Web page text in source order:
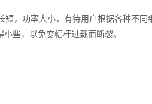
功率大小，有待用户根据各种不同
些，以免变幅杆过载而断裂。